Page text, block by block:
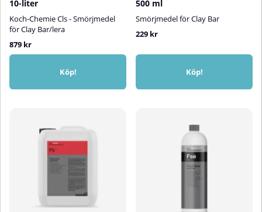
10-liter
Koch-Chemie Cls - Smörjmedel
för Clay Bar/lera
879 kr
Köp!
500 ml
Smörjmedel för Clay Bar
229 kr
Köp!